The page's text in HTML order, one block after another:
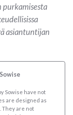
purkamisesta
asiantuntijan
Sowise have not
are designed as
They are not